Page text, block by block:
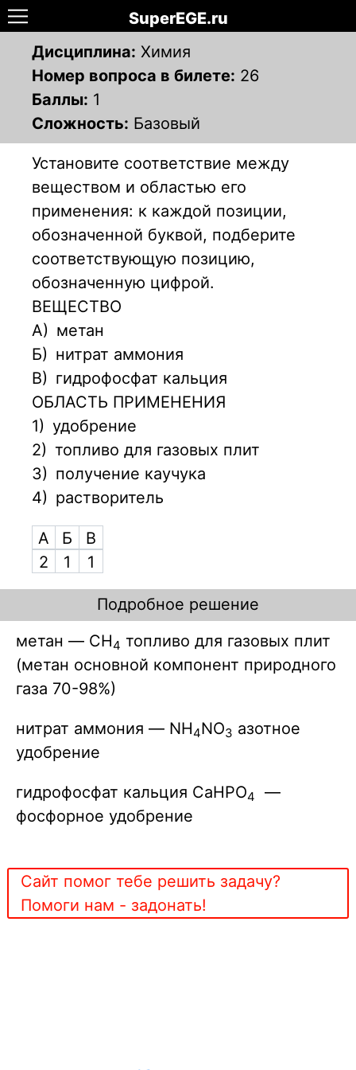
SuperEGE.ru
Дисциплина: Химия
Номер вопроса в билете: 26
Баллы: 1
Сложность: Базовый
Установите соответствие между
веществом и областью его
применения: к каждой позиции,
обозначенной буквой, подберите
соответствующую позицию,
обозначенную цифрой.
ВЕЩЕСТВО
А) метан
Б) нитрат аммония
В) гидрофосфат кальция
ОБЛАСТЬ ПРИМЕНЕНИЯ
1) удобрение
2) топливо для газовых плит
3) получение каучука
4) растворитель
А Б
В
2
1 1
Подробное решение
метан — CH4 топливо для газовых плит
(метан основной компонент природного
газа 70-98%)
нитрат аммония — NH4NO3 азотное
удобрение
гидрофосфат кальция CaHPO4
—
фосфорное удобрение
Сайт помог тебе решить задачу?
Помоги нам - задонать!